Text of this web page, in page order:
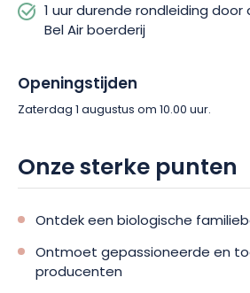
1 uur durende rondleiding
Bel Air boerderij
Openingstijden
Zaterdag 1 augustus om 10.00 uur.
Onze sterke punten
Ontdek een biologische
Ontmoet gepassioneerde en
producenten